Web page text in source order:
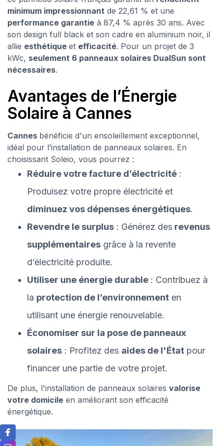
minimum impressionnant de 22,61 % et une
performance garantie à 87,4 % après 30 ans. Avec
son design full black et son cadre en aluminium noir, il
allie esthétique et efficacité. Pour un projet de 3
kWc, seulement 6 panneaux solaires DualSun sont
nécessaires.
Avantages de l’Énergie
Solaire à Cannes
Cannes bénéficie d'un ensoleillement exceptionnel,
idéal pour l’installation de panneaux solaires. En
choisissant Soleio, vous pourrez :
Réduire votre facture d’électricité :
Produisez votre propre électricité et
diminuez vos dépenses énergétiques.
Revendre le surplus : Générez des revenus
supplémentaires grâce à la revente
d’électricité produite.
Utiliser une énergie durable : Contribuez à
la protection de l’environnement en
utilisant une énergie renouvelable.
Économiser sur la pose de panneaux
solaires : Profitez des aides de l'État pour
financer une partie de votre projet.
De plus, l'installation de panneaux solaires valorise
votre domicile en améliorant son efficacité
énergétique.